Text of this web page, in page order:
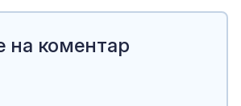
на коментар